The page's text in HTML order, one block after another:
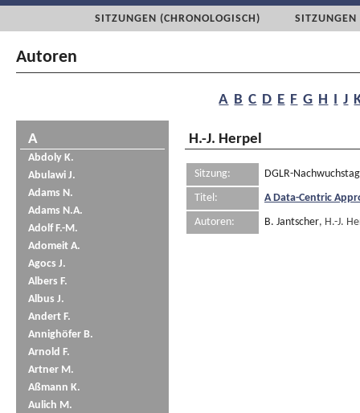
SITZUNGEN (CHRONOLOGISCH) SITZUNGEN
Autoren
A B C D E F G H I J
A
Abdoly K.
Abulawi J.
Adams N.
Adams N.A.
Adolf F.-M.
Adomeit A.
Agocs J.
Albers F.
Albus J.
Andert F.
Annighöfer B.
Arnold F.
Artner M.
Aßmann K.
Aulich M.
H.-J. Herpel
Sitzung:
DGLR-
Titel:
A Data-Centric
Autoren:
B. Jantscher, H.-J.